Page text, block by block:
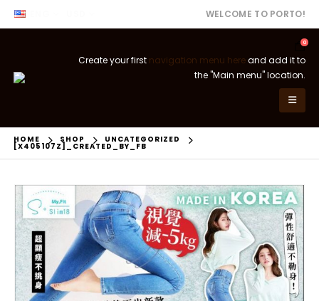
WELCOME TO PORTO!
0
Create your first navigation menu hereand add it to
the "Main menu" location.
HOME SHOP UNCATEGORIZED
[X405107Z]_CREATED_BY_FB